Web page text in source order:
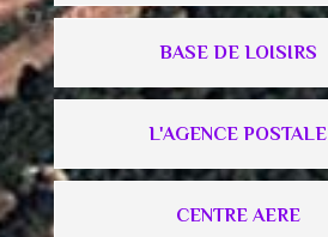
BASE DE LOISIRS
L'AGENCE POSTALE
CENTRE AERE